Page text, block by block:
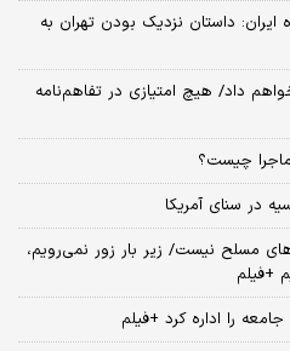
ایران: داستان نزدیک بودن تهران به
داد/ هیچ امتیازی در تفاهم‌نامه
چیست؟
در سنای آمریکا
مسلح نیست/ زیر بار زور نمی‌رویم،
+فیلم
را اداره کرد +فیلم